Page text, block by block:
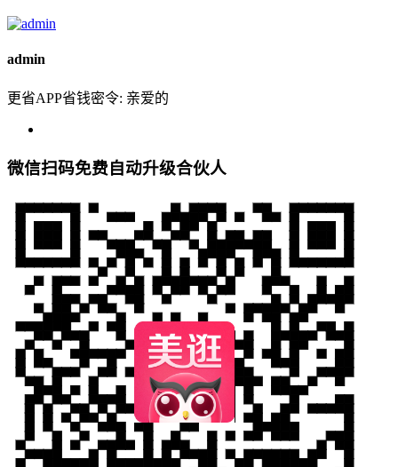
admin
更省APP省钱密令: 亲爱的
微信扫码免费自动升级合伙人